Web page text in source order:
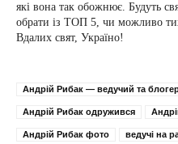
які вона так обожнює. Будуть
обрати із ТОП 5, чи можливо
Вдалих свят, Україно!
Андрій Рибак — ведучий та
Андрій Рибак одружився
Андрій Рибак фото ведучі на